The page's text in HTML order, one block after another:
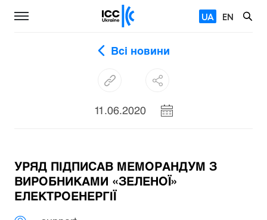
UA EN
Всі новини
11.06.2020
УРЯД ПІДПИСАВ МЕМОРАНДУМ З
ВИРОБНИКАМИ «ЗЕЛЕНОЇ»
ЕЛЕКТРОЕНЕРГІЇ